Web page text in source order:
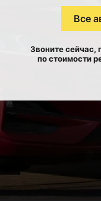
Все
Звоните сейчас,
по стоимости